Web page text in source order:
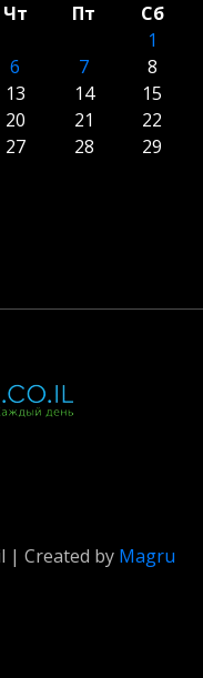
Чт Пт
Сб
1
6 7
8
13 14
15
20 21
22
27 28
29
| Created by Magru